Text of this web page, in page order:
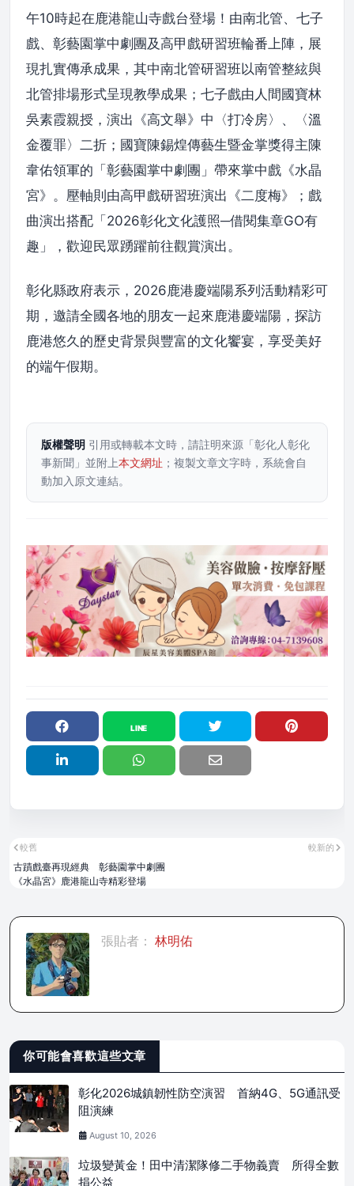
午10時起在鹿港龍山寺戲台登場！由南北管、七子
戲、彰藝園掌中劇團及高甲戲研習班輪番上陣，展
現扎實傳承成果，其中南北管研習班以南管整絃與
北管排場形式呈現教學成果；七子戲由人間國寶林
吳素霞親授，演出《高文舉》中〈打冷房〉、〈溫
金覆罪〉二折；國寶陳錫煌傳藝生暨金掌獎得主陳
韋佑領軍的「彰藝園掌中劇團」帶來掌中戲《水晶
宮》。壓軸則由高甲戲研習班演出《二度梅》；戲
曲演出搭配「2026彰化文化護照─借閱集章GO有
趣」，歡迎民眾踴躍前往觀賞演出。
彰化縣政府表示，2026鹿港慶端陽系列活動精彩可
期，邀請全國各地的朋友一起來鹿港慶端陽，探訪
鹿港悠久的歷史背景與豐富的文化饗宴，享受美好
的端午假期。
版權聲明 引用或轉載本文時，請註明來源「彰化人彰化
事新聞」並附上本文網址 ；複製文章文字時，系統會自
動加入原文連結。
較新的
較舊
古蹟戲臺再現經典 彰藝園掌中劇團
《水晶宮》鹿港龍山寺精彩登場
張貼者： 林明佑
你可能會喜歡這些文章
彰化2026城鎮韌性防空演習 首納4G、5G通訊受
阻演練
August 10, 2026
垃圾變黃金！田中清潔隊修二手物義賣 所得全數
捐公益